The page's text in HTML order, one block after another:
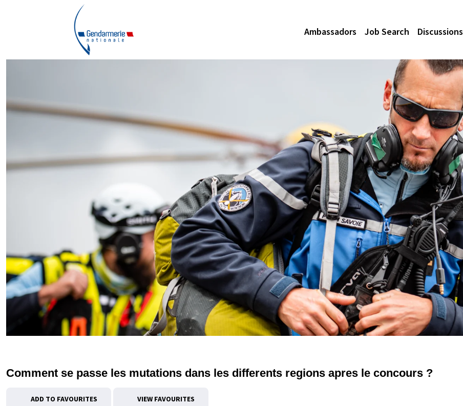
Ambassadors Job Search Discussions
Comment se passe les mutations dans les differents regions apres le concours ?
ADD TO FAVOURITES VIEW FAVOURITES